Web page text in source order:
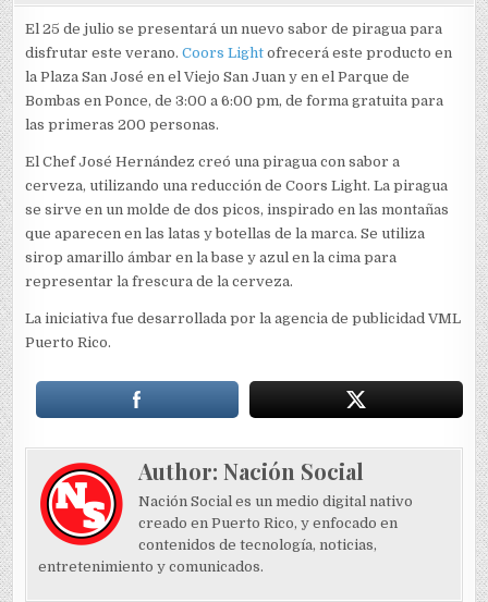
El 25 de julio se presentará un nuevo sabor de piragua para
disfrutar este verano.Coors Lightofrecerá este producto en
la Plaza San José en el Viejo San Juan y en el Parque de
Bombas en Ponce, de 3:00 a 6:00 pm, de forma gratuita para
las primeras 200 personas.
El Chef José Hernández creó una piragua con sabor a
cerveza, utilizando una reducción de Coors Light. La piragua
se sirve en un molde de dos picos, inspirado en las montañas
que aparecen en las latas y botellas de la marca. Se utiliza
sirop amarillo ámbar en la base y azul en la cima para
representar la frescura de la cerveza.
La iniciativa fue desarrollada por la agencia de publicidad VML
Puerto Rico.
Author:Nación Social
Nación Social es un medio digital nativo
creado en Puerto Rico, y enfocado en
contenidos de tecnología, noticias,
entretenimiento y comunicados.